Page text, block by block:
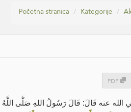
Početna stranica Kategorije
PDF
الله عنه قَالَ: قَالَ رَسُولُ اللهِ صَلَّى